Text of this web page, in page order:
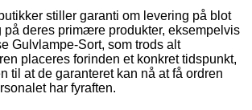
stiller garanti om levering på blot
på deres primære produkter, eksempelvis
Gulvlampe-Sort, som trods alt
placeres forinden et konkret tidspunkt,
til at de garanteret kan nå at få ordren
har fyraften.